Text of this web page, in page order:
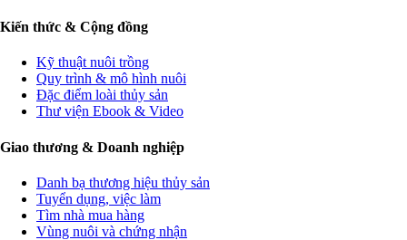
Kiến thức & Cộng đồng
Kỹ thuật nuôi trồng
Quy trình & mô hình nuôi
Đặc điểm loài thủy sản
Thư viện Ebook & Video
Giao thương & Doanh nghiệp
Danh bạ thương hiệu thủy sản
Tuyển dụng, việc làm
Tìm nhà mua hàng
Vùng nuôi và chứng nhận